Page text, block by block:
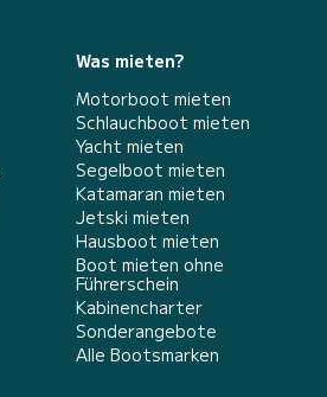
Was mieten?
Motorboot mieten
Schlauchboot mieten
Yacht mieten
Segelboot mieten
Katamaran mieten
Jetski mieten
Hausboot mieten
Boot mieten ohne
Führerschein
Kabinencharter
Sonderangebote
Alle Bootsmarken